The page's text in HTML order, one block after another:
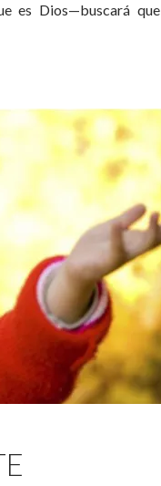
es Dios—buscará que